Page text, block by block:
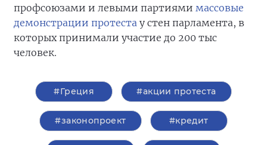
профсоюзами и левыми партиями массовые
демонстрации протеста у стен парламента, в
которых принимали участие до 200 тыс
человек.
#Греция #акции протеста
#законопроект #кредит